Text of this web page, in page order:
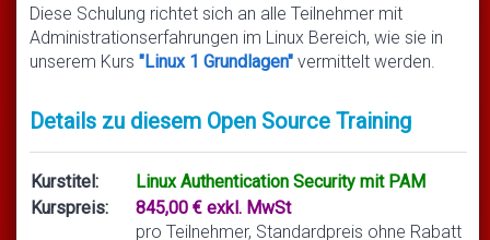
Diese Schulung richtet sich an alle Teilnehmer mit
Administrationserfahrungen im Linux Bereich, wie sie in
unserem Kurs "Linux 1 Grundlagen" vermittelt werden.
Details zu diesem Open Source Training
Kurstitel:
Linux Authentication Security mit PAM
Kurspreis:
845,00 € exkl. MwSt
pro Teilnehmer, Standardpreis ohne Rabatt